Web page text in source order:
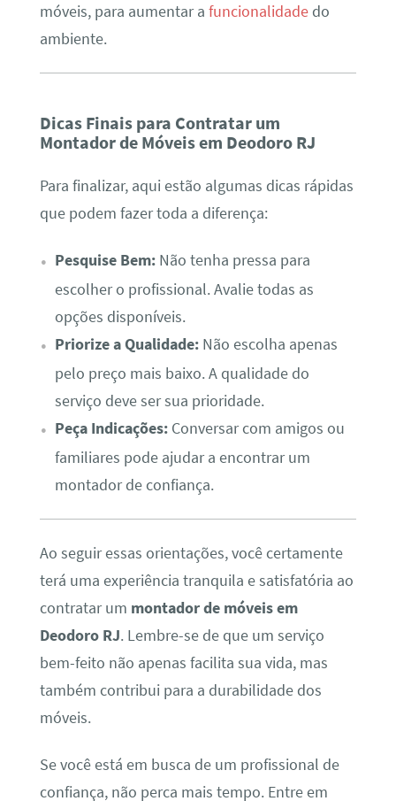
móveis, para aumentar a funcionalidadedo
ambiente.
Dicas Finais para Contratar um
Montador de Móveis em Deodoro RJ
Para finalizar, aqui estão algumas dicas rápidas
que podem fazer toda a diferença:
Pesquise Bem:Não tenha pressa para
escolher o profissional. Avalie todas as
opções disponíveis.
Priorize a Qualidade:Não escolha apenas
pelo preço mais baixo. A qualidade do
serviço deve ser sua prioridade.
Peça Indicações:Conversar com amigos ou
familiares pode ajudar a encontrar um
montador de confiança.
Ao seguir essas orientações, você certamente
terá uma experiência tranquila e satisfatória ao
contratar um montador de móveis em
Deodoro RJ. Lembre-se de que um serviço
bem-feito não apenas facilita sua vida, mas
também contribui para a durabilidade dos
móveis.
Se você está em busca de um profissional de
confiança, não perca mais tempo. Entre em